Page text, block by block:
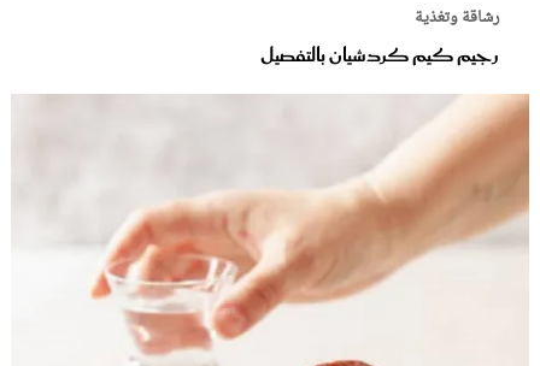
رشاقة وتغذية
رجيم كيم كردشيان بالتفصيل